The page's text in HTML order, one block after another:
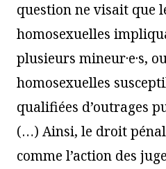
question ne visait que
homosexuelles
plusieurs mineur·e·s,
homosexuelles
qualifiées d’outrages
(…) Ainsi, le droit pénal
comme l’action des